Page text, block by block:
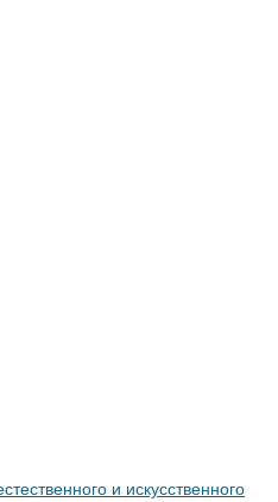
и искусственного